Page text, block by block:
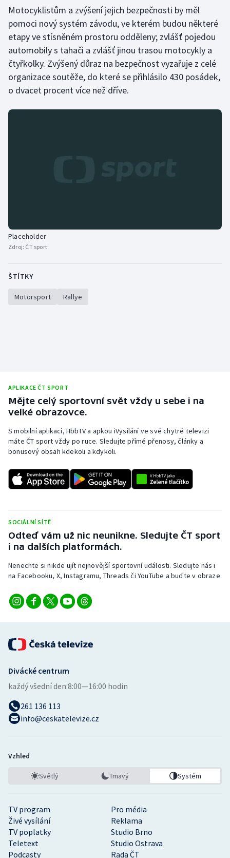
Vodní slalom
Volejbal
Ostatní
Motocyklistům a zvýšení jejich bezpečnosti by měl
pomoci nový systém závodu, ve kterém budou některé
etapy ve stísněném prostoru odděleny; zvlášť pojedou
automobily s tahači a zvlášť jinou trasou motocykly a
čtyřkolky. Zvýšený důraz na bezpečnost vyzařuje z celé
organizace soutěže, do které se přihlásilo 430 posádek,
o dvacet procent více než dříve.
Placeholder
Zdroj: ČT sport
ŠTÍTKY
Motorsport Rallye
APLIKACE ČT SPORT
Mějte celý sportovní svět vždy u sebe i na
velké obrazovce.
S mobilní aplikací, HbbTV a apkou iVysílání ve své chytré televizi
máte ČT sport vždy po ruce. Sledujte přímé přenosy, články a
bonusový obsah kdekoli a kdykoli.
SOCIÁLNÍ SÍTĚ
Odteď vám už nic neunikne. Sledujte ČT sport
i na dalších platformách.
Nenechte si nikde ujít nejnovější sportovní události. Sledujte nás i
na Facebooku, X, Instagramu, Threads či YouTube a buďte v obraze.
TV program
Pro média
Živé vysílání
Reklama
TV poplatky
Studio Brno
Teletext
Studio Ostrava
Podcasty
Rada ČT
Divácké centrum
každý všední den:8:00—16:00 hodin
261 136 113
info@ceskatelevize.cz
Vzhled
Světlý Tmavý Systém